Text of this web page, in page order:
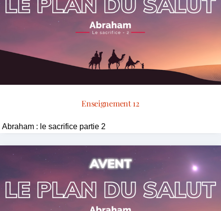
Enseignement 12
Abraham : le sacrifice partie 2